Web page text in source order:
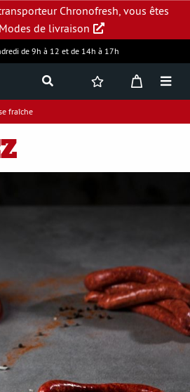
Chronofresh, vous êtes
Modes de livraison
de 9h à 12 et de 14h à 17h
fraîche